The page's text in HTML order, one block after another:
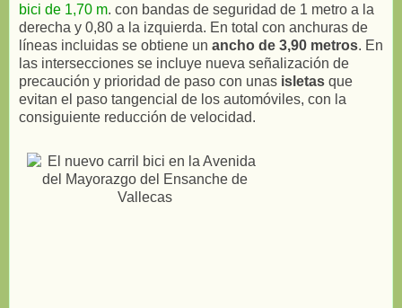
bici de 1,70 m. con bandas de seguridad de 1 metro a la
derecha y 0,80 a la izquierda. En total con anchuras de
líneas incluidas se obtiene un ancho de 3,90 metros. En
las intersecciones se incluye nueva señalización de
precaución y prioridad de paso con unas isletas que
evitan el paso tangencial de los automóviles, con la
consiguiente reducción de velocidad.